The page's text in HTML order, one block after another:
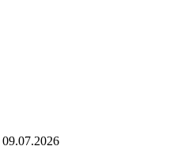
09.07.2026